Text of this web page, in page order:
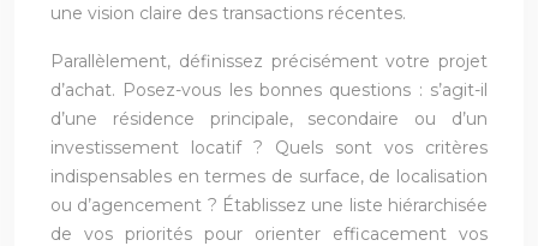
une vision claire des transactions récentes.
Parallèlement, définissez précisément votre projet
d’achat. Posez-vous les bonnes questions : s’agit-il
d’une résidence principale, secondaire ou d’un
investissement locatif ? Quels sont vos critères
indispensables en termes de surface, de localisation
ou d’agencement ? Établissez une liste hiérarchisée
de vos priorités pour orienter efficacement vos